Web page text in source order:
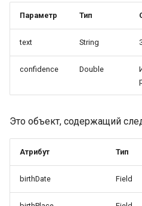
Параметр Тип
text String
confidence Double
Это объект, содержащий
Атрибут Тип
birthDate Field